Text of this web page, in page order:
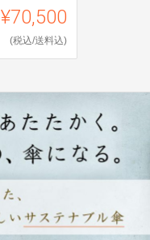
¥70,500
(税込/送料込)